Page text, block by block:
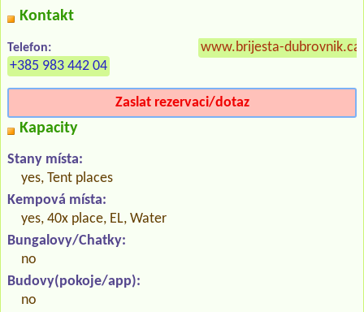
Kontakt
Telefon:
+385 983 442 04
www.brijesta-
Zaslat rezervaci/dotaz
Kapacity
Stany místa:
yes, Tent places
Kempová místa:
yes, 40x place, EL, Water
Bungalovy/Chatky:
no
Budovy(pokoje/app):
no